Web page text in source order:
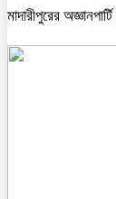
মাদারীপুরের